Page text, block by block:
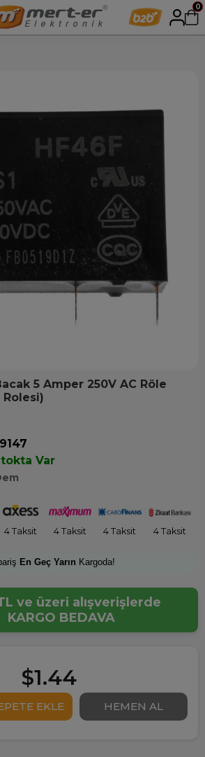
0
5 Amper 250V AC Röle
Rolesi)
Var
4 Taksit 4 Taksit 4 Taksit 4 Taksit
En Geç Yarın Kargoda!
ve üzeri alışverişlerde
KARGO BEDAVA
$1.44